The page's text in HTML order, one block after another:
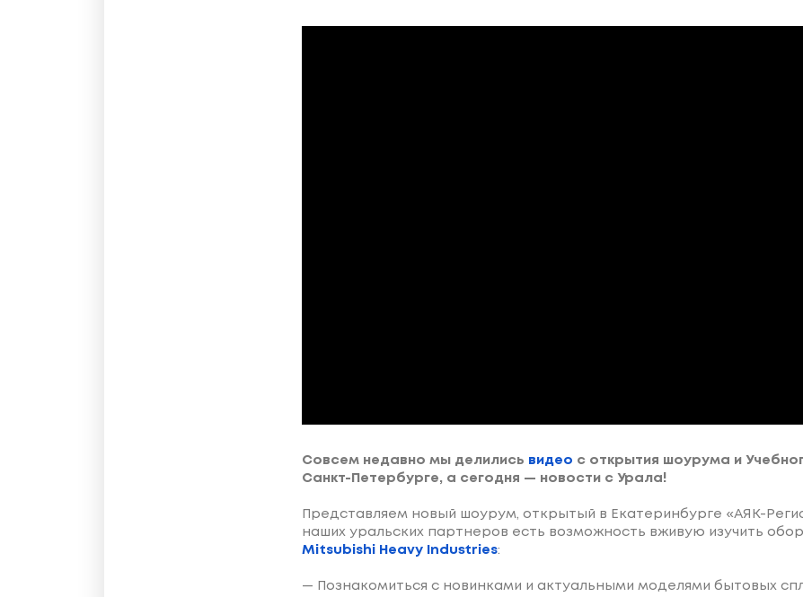
Совсем недавно мы делились видео с открытия шоурума и
Санкт-Петербурге, а сегодня — новости с Урала!
Представляем новый шоурум, открытый в Екатеринбурге «АЯК-
наших уральских партнеров есть возможность вживую изучить
Mitsubishi Heavy Industries:
— Познакомиться с новинками и актуальными моделями бытовых